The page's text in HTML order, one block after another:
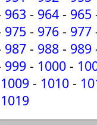
963 - 964 - 965
975 - 976 - 977
987 - 988 - 989
999 - 1000 -
1009 - 1010 -
1019